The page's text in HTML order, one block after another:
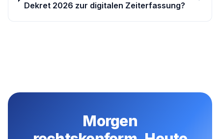
Dekret 2026 zur digitalen Zeiterfassung?
Morgen